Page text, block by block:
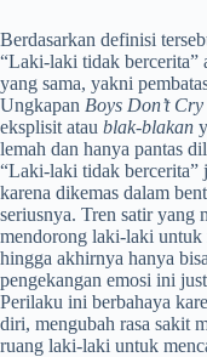
Berdasarkan definisi
“Laki-laki tidak bercerita”
yang sama, yakni
Ungkapan Boys Don’t Cry
eksplisit atau blak-blakan
lemah dan hanya pantas
“Laki-laki tidak bercerita”
karena dikemas dalam
seriusnya. Tren satir yang
mendorong laki-laki untuk
hingga akhirnya hanya
pengekangan emosi ini
Perilaku ini berbahaya
diri, mengubah rasa sakit
ruang laki-laki untuk